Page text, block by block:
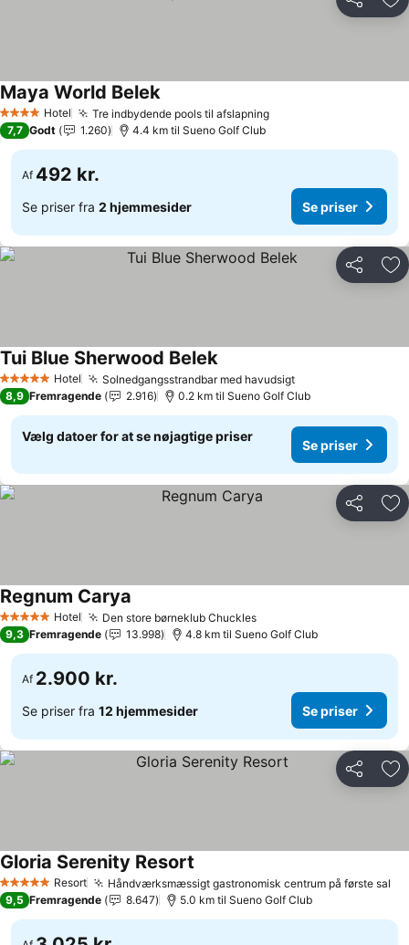
Del
4 StjernerHotel Tre indbydende pools til afslapningSe priser
Maya World BelekSe priser
7,7 Godt 1.260 4.4 km til Sueno Golf Club
Af 492 kr.
Se priser fra 2 hjemmesider Se priser
Del
5 Stjerner Hotel Solnedgangsstrandbar med havudsigtSe priser
Tui Blue Sherwood BelekSe priser
8,9 Fremragende 2.916 0.2 km til Sueno Golf Club
Vælg datoer for at se nøjagtige priser
Se priser
Del
5 Stjerner Hotel Den store børneklub ChucklesSe priser
Regnum Carya
9,3 Fremragende 13.998 4.8 km til Sueno Golf Club
Af 2.900 kr.
Se priser fra 12 hjemmesider Se priser
Del
5 Stjerner Resort Håndværksmæssigt gastronomisk centrum på første sal
Gloria Serenity Resort
9,5 Fremragende 8.647 5.0 km til Sueno Golf Club